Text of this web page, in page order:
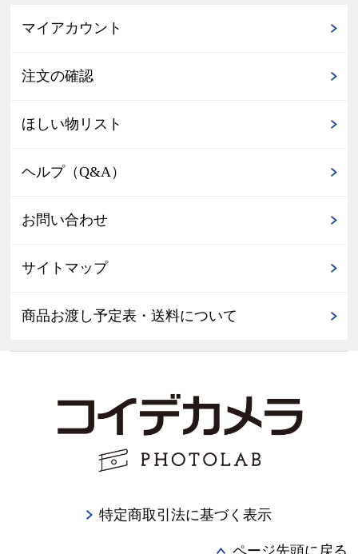
マイアカウント
注文の確認
ほしい物リスト
ヘルプ（Q&A）
お問い合わせ
サイトマップ
商品お渡し予定表・送料について
特定商取引法に基づく表示